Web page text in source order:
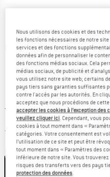
Photos détaillées
Prix initial :
139,95€
Prix:
118,96€ TVA incl.
Livraison gratuite(FR)
Couleur:Black
Nous utilisons des cookies et des
les fonctions nécessaires de notre
services et des fonctions
données afin de personnaliser le
des fonctions médias sociaux. Cela
médias sociaux, de publicité et
vous utilisez notre site web; certains
pays tiers sans garanties suffisantes
contre l'accès par les autorités. En
acceptez que nous procédions de
accepter les cookies à l’exception
veuillez cliquer ici. Cependant, vous
cookies à tout moment dans «
catégories. Votre consentement est
l’utilisation de ce site et peut être
tout moment dans « Paramètres des
inférieure de notre site. Vous
risques des transferts vers des pays
protection des données.